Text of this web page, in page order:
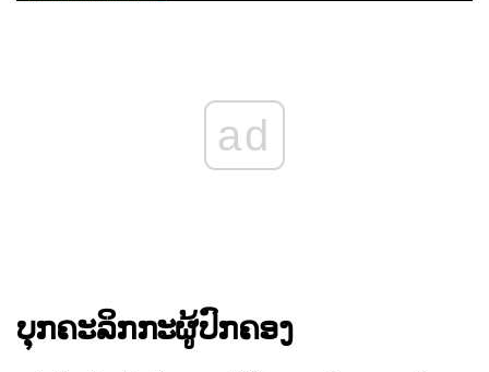
ad
ບຸກຄະລິກກະຜູ້ປົກຄອງ